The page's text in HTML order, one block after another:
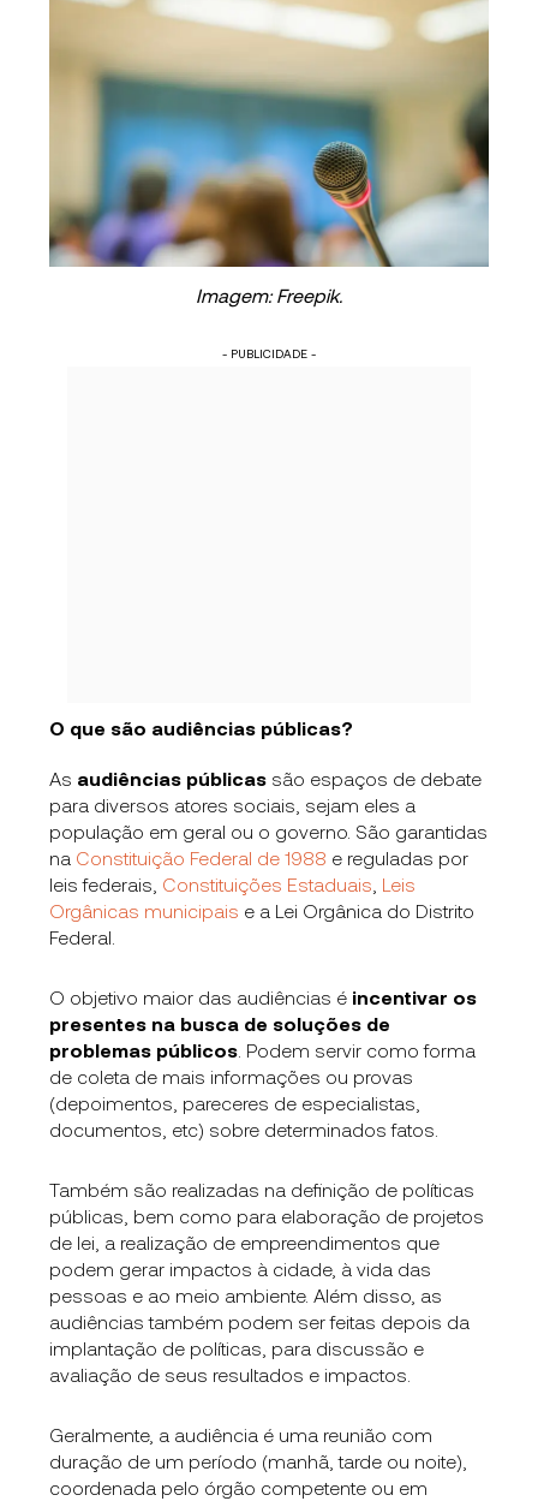
Imagem: Freepik.
- PUBLICIDADE -
O que são audiências públicas?
As audiências públicas são espaços de debate
para diversos atores sociais, sejam eles a
população em geral ou o governo. São garantidas
na Constituição Federal de 1988 e reguladas por
leis federais, Constituições Estaduais Leis
Orgânicas municipais e a Lei Orgânica do Distrito
Federal.
O objetivo maior das audiências é incentivar os
presentes na busca de soluções de
problemas públicos . Podem servir como forma
de coleta de mais informações ou provas
(depoimentos, pareceres de especialistas,
documentos, etc) sobre determinados fatos.
Também são realizadas na definição de políticas
públicas, bem como para elaboração de projetos
de lei, a realização de empreendimentos que
podem gerar impactos à cidade, à vida das
pessoas e ao meio ambiente. Além disso, as
audiências também podem ser feitas depois da
implantação de políticas, para discussão e
avaliação de seus resultados e impactos.
Geralmente, a audiência é uma reunião com
duração de um período (manhã, tarde ou noite),
coordenada pelo órgão competente ou em